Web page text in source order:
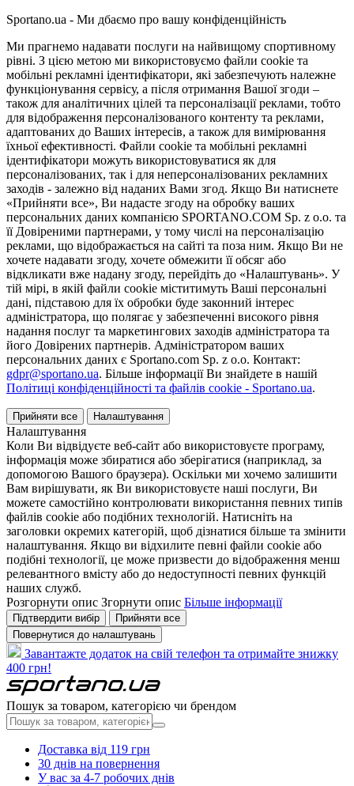
Sportano.ua - Ми дбаємо про вашу конфіденційність
Ми прагнемо надавати послуги на найвищому спортивному
рівні. З цією метою ми використовуємо файли cookie та
мобільні рекламні ідентифікатори, які забезпечують належне
функціонування сервісу, а після отримання Вашої згоди –
також для аналітичних цілей та персоналізації реклами, тобто
для відображення персоналізованого контенту та реклами,
адаптованих до Ваших інтересів, а також для вимірювання
їхньої ефективності. Файли cookie та мобільні рекламні
ідентифікатори можуть використовуватися як для
персоналізованих, так і для неперсоналізованих рекламних
заходів - залежно від наданих Вами згод. Якщо Ви натиснете
«Прийняти все», Ви надасте згоду на обробку ваших
персональних даних компанією SPORTANO.COM Sp. z o.o. та
її Довіреними партнерами, у тому числі на персоналізацію
реклами, що відображається на сайті та поза ним. Якщо Ви не
хочете надавати згоду, хочете обмежити її обсяг або
відкликати вже надану згоду, перейдіть до «Налаштувань». У
тій мірі, в якій файли cookie міститимуть Ваші персональні
дані, підставою для їх обробки буде законний інтерес
адміністратора, що полягає у забезпеченні високого рівня
надання послуг та маркетингових заходів адміністратора та
його Довірених партнерів. Адміністратором ваших
персональних даних є Sportano.com Sp. z o.o. Контакт:
gdpr@sportano.ua. Більше інформації Ви знайдете в нашій
Політиці конфіденційності та файлів cookie - Sportano.ua.
Прийняти все Налаштування
Налаштування
Коли Ви відвідуєте веб-сайт або використовуєте програму,
інформація може збиратися або зберігатися (наприклад, за
допомогою Вашого браузера). Оскільки ми хочемо залишити
Вам вирішувати, як Ви використовуєте наші послуги, Ви
можете самостійно контролювати використання певних типів
файлів cookie або подібних технологій. Натисніть на
заголовки окремих категорій, щоб дізнатися більше та змінити
налаштування. Якщо ви відхилите певні файли cookie або
подібні технології, це може призвести до відображення менш
релевантного вмісту або до недоступності певних функцій
наших служб.
Розгорнути опис Згорнути опис Більше інформації
Підтвердити вибір
Прийняти все
Повернутися до налаштувань
Завантажте додаток на свій телефон та отримайте знижку
400 грн!
Пошук за товаром, категорією чи брендом
Доставка від 119 грн
30 днів на повернення
У вас за 4-7 робочих днів